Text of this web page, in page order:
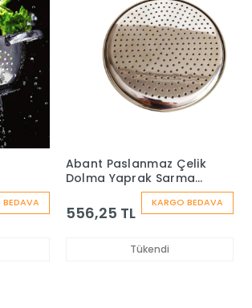
BEDAVA KARGO BEDAVA
Abant Paslanmaz Çelik
Dolma Yaprak Sarma
Aparatı - 3 Adet
556,25 TL
Tükendi